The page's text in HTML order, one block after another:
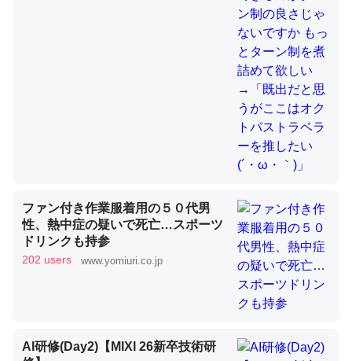
これを元に考えるとカルシウムを大量に使う脊椎動物と貝
類は苦労してるんだな…。腹足類だと殻を無くしてナメク
─ニュース :: 【研究発表】昆虫学の大問題＝「昆虫はなぜ海にいな
ウチもEchoを実家に置いて４年。でたまに覗いてる。ぼ
ちぼちRingも置こうかと画策中。あと、Googleマップで
位置情報を共有してる。電池残量や充電中かが分かるので
コミュニケーションが劇的に変化した｜tayorini by LIFULL介護
ファン付き作業服着用の５０代男
性、熱中症の疑いで死亡…スポーツ
ドリンクも持参
202 users www.yomiuri.co.jp
AI研修(Day2)【MIXI 26新卒技術研